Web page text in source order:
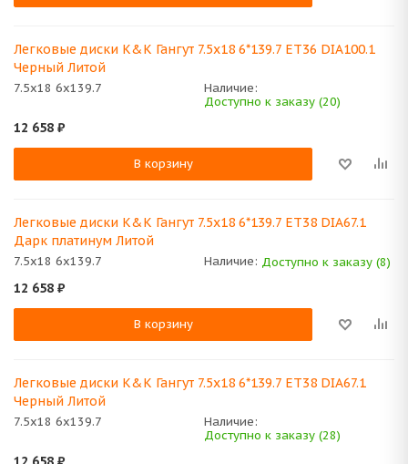
Легковые диски K&K Гангут 7.5x18 6*139.7 ET36 DIA100.1
Черный Литой
7.5x18 6x139.7
Наличие:
Доступно к заказу (20)
12 658 ₽
В корзину
Легковые диски K&K Гангут 7.5x18 6*139.7 ET38 DIA67.1
Дарк платинум Литой
7.5x18 6x139.7 Наличие: Доступно к заказу (8)
12 658 ₽
В корзину
Легковые диски K&K Гангут 7.5x18 6*139.7 ET38 DIA67.1
Черный Литой
7.5x18 6x139.7
Наличие:
Доступно к заказу (28)